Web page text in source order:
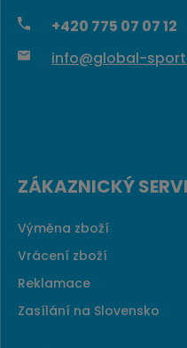
+420 775 07 07 12
info@global-
ZÁKAZNICKÝ
Výměna zboží
Vrácení zboží
Reklamace
Zasílání na Slovensko